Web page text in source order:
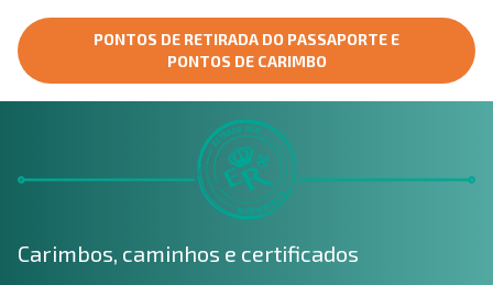
PONTOS DE RETIRADA DO PASSAPORTE E
PONTOS DE CARIMBO
Carimbos, caminhos e certificados